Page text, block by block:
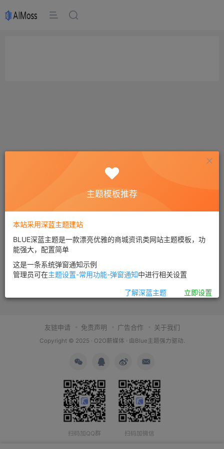
友链申请 免责声明 广告合作 关于我们
Copyright © 2025 · O2O薪媒体 · 由 Blue主题强力驱动.
扫码加QQ群 扫码加微信
主题模板推荐
本站采用深蓝主题建站
BLUE深蓝主题是一款漂亮优雅的商城资讯类网站主题模板，功
能强大，配置简单
这是一条系统弹窗通知示例
管理员可在主题设置-常用功能-弹窗通知中进行相关设置
了解深蓝主题 立即设置